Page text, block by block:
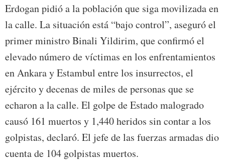
Erdogan pidió a la población que siga movilizada en
la calle. La situación está “bajo control”, aseguró el
primer ministro Binali Yildirim, que confirmó el
elevado número de víctimas en los enfrentamientos
en Ankara y Estambul entre los insurrectos, el
ejército y decenas de miles de personas que se
echaron a la calle. El golpe de Estado malogrado
causó 161 muertos y 1,440 heridos sin contar a los
golpistas, declaró. El jefe de las fuerzas armadas dio
cuenta de 104 golpistas muertos.